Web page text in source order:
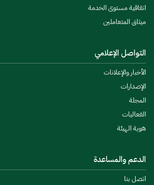
اتفاقية مستوى الخدمة
ميثاق المتعاملين
التواصل الإعلامي
الأخبار والإعلانات
الإصدارات
المجلة
الفعاليات
هوية الهيئة
الدعم والمساعدة
اتصل بنا